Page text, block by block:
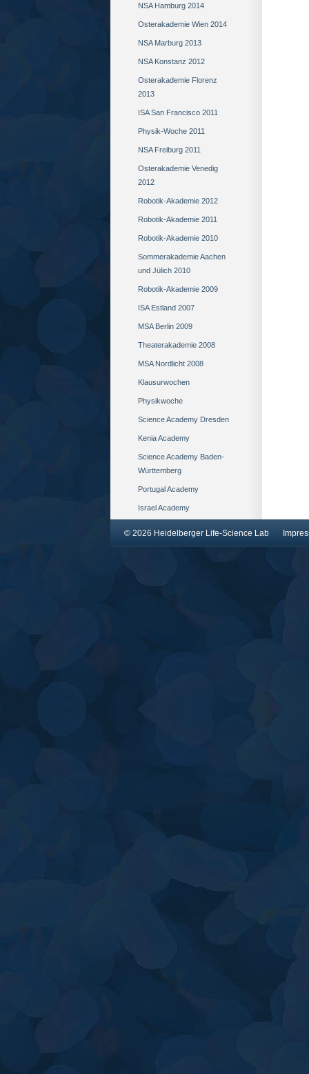
NSA Hamburg 2014
Osterakademie Wien 2014
NSA Marburg 2013
NSA Konstanz 2012
Osterakademie Florenz
2013
ISA San Francisco 2011
Physik-Woche 2011
NSA Freiburg 2011
Osterakademie Venedig
2012
Robotik-Akademie 2012
Robotik-Akademie 2011
Robotik-Akademie 2010
Sommerakademie Aachen
und Jülich 2010
Robotik-Akademie 2009
ISA Estland 2007
MSA Berlin 2009
Theaterakademie 2008
MSA Nordlicht 2008
Klausurwochen
Physikwoche
Science Academy Dresden
Kenia Academy
Science Academy Baden-
Württemberg
Portugal Academy
Israel Academy
© 2026 Heidelberger Life-Science Lab